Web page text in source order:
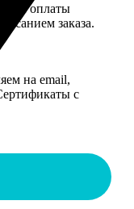
оплаты
заказа.
на email,
с